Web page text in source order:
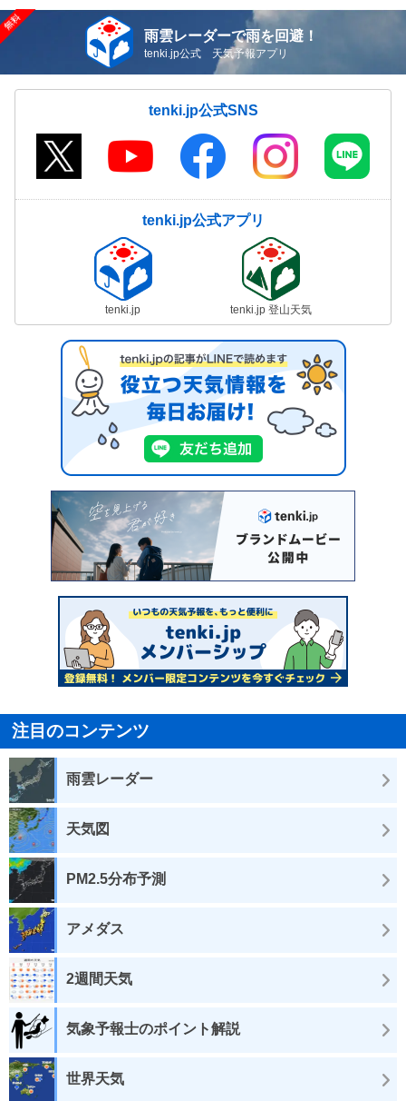
雨雲レーダーで雨を回避！
tenki.jp公式 天気予報アプリ
tenki.jp公式SNS
tenki.jp公式アプリ
tenki.jp tenki.jp 登山天気
注目のコンテンツ
雨雲レーダー
天気図
PM2.5分布予測
アメダス
2週間天気
気象予報士のポイント解説
世界天気